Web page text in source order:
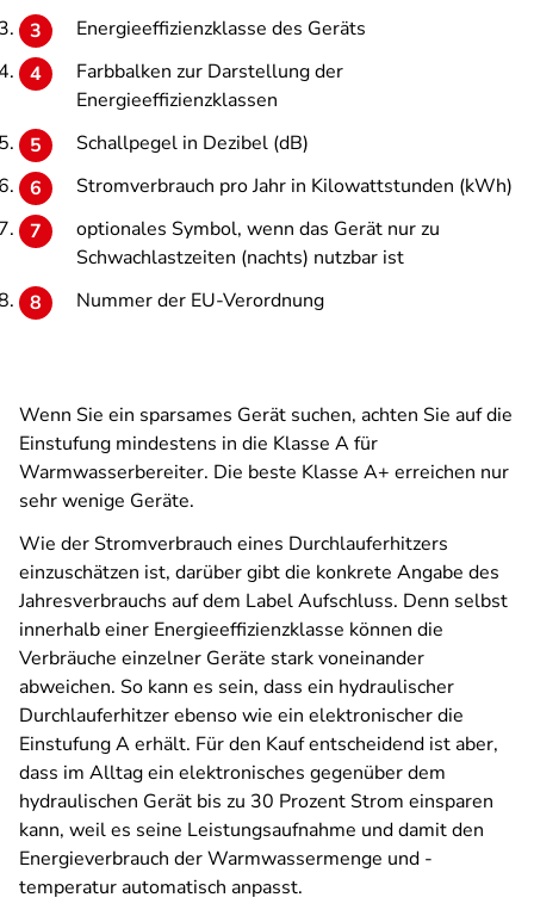
Energieeffizienzklasse des Geräts
Farbbalken zur Darstellung der
Energieeffizienzklassen
Schallpegel in Dezibel (dB)
Stromverbrauch pro Jahr in Kilowattstunden (kWh)
optionales Symbol, wenn das Gerät nur zu
Schwachlastzeiten (nachts) nutzbar ist
Nummer der EU-Verordnung
Wenn Sie ein sparsames Gerät suchen, achten Sie auf die
Einstufung mindestens in die Klasse A für
Warmwasserbereiter. Die beste Klasse A+ erreichen nur
sehr wenige Geräte.
Wie der Stromverbrauch eines Durchlauferhitzers
einzuschätzen ist, darüber gibt die konkrete Angabe des
Jahresverbrauchs auf dem Label Aufschluss. Denn selbst
innerhalb einer Energieeffizienzklasse können die
Verbräuche einzelner Geräte stark voneinander
abweichen. So kann es sein, dass ein hydraulischer
Durchlauferhitzer ebenso wie ein elektronischer die
Einstufung A erhält. Für den Kauf entscheidend ist aber,
dass im Alltag ein elektronisches gegenüber dem
hydraulischen Gerät bis zu 30 Prozent Strom einsparen
kann, weil es seine Leistungsaufnahme und damit den
Energieverbrauch der Warmwassermenge und -
temperatur automatisch anpasst.